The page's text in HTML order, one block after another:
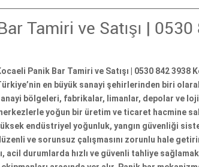
Tamiri ve Satışı | 0530
Panik Bar Tamiri ve Satışı | 0530 842 3938
en büyük sanayi şehirlerinden biri
bölgeleri, fabrikalar, limanlar, depolar ve
yoğun bir üretim ve ticaret hacmine
endüstriyel yoğunluk, yangın güvenliği
ve sorunsuz çalışmasını zorunlu hale
acil durumlarda hızlı ve güvenli tahliye